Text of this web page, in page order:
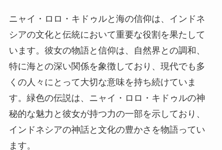
ニャイ・ロロ・キドゥルと海の信仰は、インドネ
シアの文化と伝統において重要な役割を果たして
います。彼女の物語と信仰は、自然界との調和、
特に海との深い関係を象徴しており、現代でも多
くの人々にとって大切な意味を持ち続けていま
す。緑色の伝説は、ニャイ・ロロ・キドゥルの神
秘的な魅力と彼女が持つ力の一部を示しており、
インドネシアの神話と文化の豊かさを物語ってい
ます。